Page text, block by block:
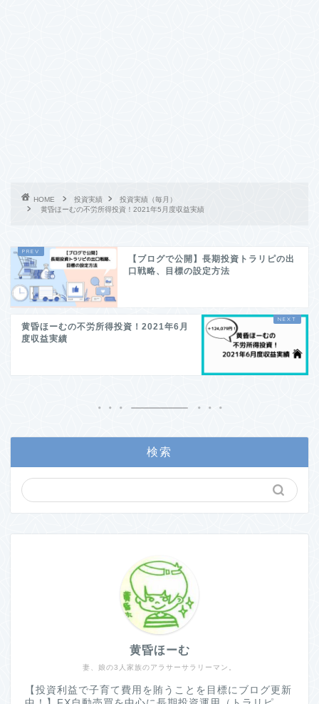
HOME 投資実績
投資実績（毎月）
黄昏ほーむの不労所得投資！2021年5月度収益実績
【ブログで公開】長期投資トラリピの出
口戦略、目標の設定方法
黄昏ほーむの不労所得投資！2021年6月
度収益実績
検索
妻、娘の3人家族のアラサーサラリーマン。
黄昏ほーむ
【投資利益で子育て費用を賄うことを目標にブログ更新